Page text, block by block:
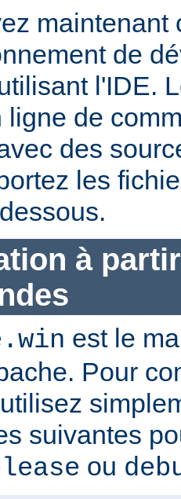
maintenant
de
l'IDE.
ligne de
des
les
à
est le
Pour
suivantes
ou